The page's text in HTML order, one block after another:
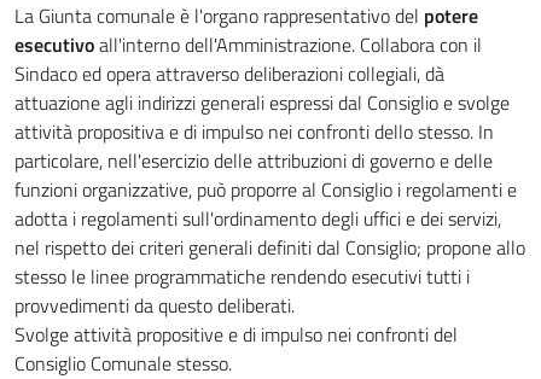
La Giunta comunale è l'organo rappresentativo del potere
esecutivoall'interno dell'Amministrazione. Collabora con il
Sindaco ed opera attraverso deliberazioni collegiali, dà
attuazione agli indirizzi generali espressi dal Consiglio e svolge
attività propositiva e di impulso nei confronti dello stesso. In
particolare, nell'esercizio delle attribuzioni di governo e delle
funzioni organizzative, può proporre al Consiglio i regolamenti e
adotta i regolamenti sull'ordinamento degli uffici e dei servizi,
nel rispetto dei criteri generali definiti dal Consiglio; propone allo
stesso le linee programmatiche rendendo esecutivi tutti i
provvedimenti da questo deliberati.
Svolge attività propositive e di impulso nei confronti del
Consiglio Comunale stesso.